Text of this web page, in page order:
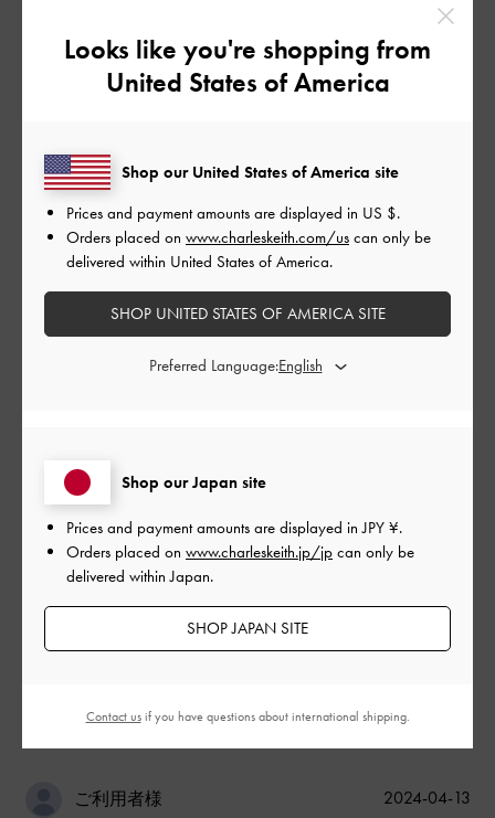
このレビューは役に立ちましたか？
ご利用者様
かわいい
まずとてもデザインが可愛いです。中にポーチが入っているの
で、荷物がぐちゃぐちゃになることもありません。14インチの
PCがギリギリ入るサイズです。
|
品質
とてもよかった
もっと見る
ご利用者様
公
2024-04-13
Looks like you're shopping from
United States of America
Shop our Japan site
Prices and payment amounts are displayed inJPY ¥.
Orders placed on www.charleskeith.jp/jp can only be
delivered within Japan.
SHOP JAPAN SITE
Shop our United States of America site
Prices and payment amounts are displayed in US $.
Orders placed on www.charleskeith.com/us can only be
delivered within United States of America.
SHOP UNITED STATES OF AMERICA SITE
Preferred Language:
Contact usif you have questions about international shipping.